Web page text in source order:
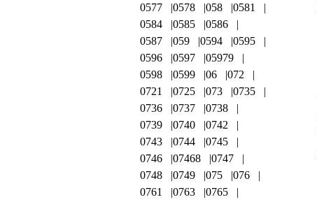
0577
0578 058
0581
0584
0585
0586
0587
059 0594
0595
0596
0597
05979
0598
0599 06
072
0721
0725 073
0735
0736
0737
0738
0739
0740
0742
0743
0744
0745
0746
07468
0747
0748
0749 075
076
0761
0763
0765